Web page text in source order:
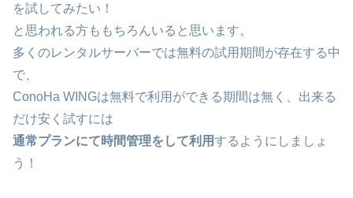
を試してみたい！
と思われる方ももちろんいると思います。
多くのレンタルサーバーでは無料の試用期間が存在する中
で、
ConoHa WINGは無料で利用ができる期間は無く、出来る
だけ安く試すには
通常プランにて時間管理をして利用するようにしましょ
う！